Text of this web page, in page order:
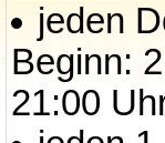
jeden
Beginn:
21:00